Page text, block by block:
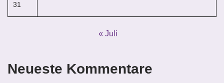
31
« Juli
Neueste Kommentare